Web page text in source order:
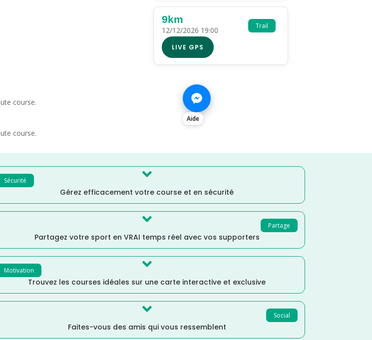
Trail
9km
12/12/2026 19:00
LIVE GPS
course.
course.
Aide
Sécurité 
Gérez efficacement votre course et en sécurité
Partage

Partagez votre sport en VRAI temps réel avec vos supporters
Motivation 
Trouvez les courses idéales sur une carte interactive et exclusive
Social

Faites-vous des amis qui vous ressemblent